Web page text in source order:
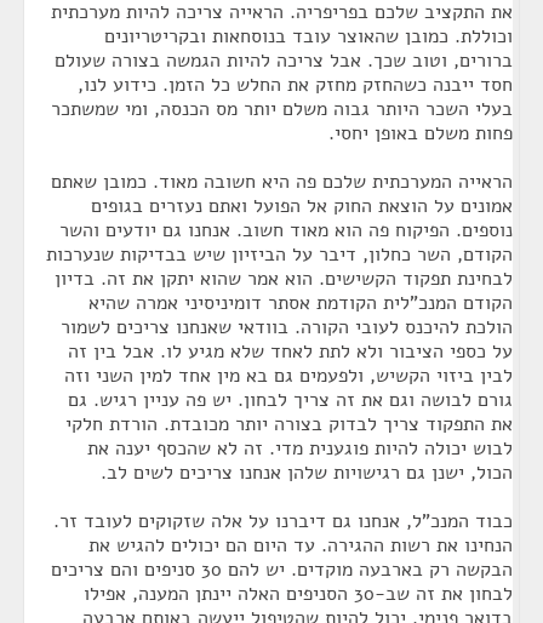
את התקציב שלכם בפריפריה. הראייה צריכה להיות מערכתית
וכוללת. כמובן שהאוצר עובד בנוסחאות ובקריטריונים
ברורים, וטוב שכך. אבל צריכה להיות הגמשה בצורה שעולם
חסד ייבנה כשהחזק מחזק את החלש כל הזמן. כידוע לנו,
בעלי השכר היותר גבוה משלם יותר מס הכנסה, ומי שמשתכר
פחות משלם באופן יחסי.
הראייה המערכתית שלכם פה היא חשובה מאוד. כמובן שאתם
אמונים על הוצאת החוק אל הפועל ואתם נעזרים בגופים
נוספים. הפיקוח פה הוא מאוד חשוב. אנחנו גם יודעים והשר
הקודם, השר כחלון, דיבר על הביזיון שיש בבדיקות שנערכות
לבחינת תפקוד הקשישים. הוא אמר שהוא יתקן את זה. בדיון
הקודם המנכ"לית הקודמת אסתר דומיניסיני אמרה שהיא
הולכת להיכנס לעובי הקורה. בוודאי שאנחנו צריכים לשמור
על כספי הציבור ולא לתת לאחד שלא מגיע לו. אבל בין זה
לבין ביזוי הקשיש, ולפעמים גם בא מין אחד למין השני וזה
גורם לבושה וגם את זה צריך לבחון. יש פה עניין רגיש. גם
את התפקוד צריך לבדוק בצורה יותר מכובדת. הורדת חלקי
לבוש יכולה להיות פוגענית מדי. זה לא שהכסף יענה את
הכול, ישנן גם רגישויות שלהן אנחנו צריכים לשים לב.
כבוד המנכ"ל, אנחנו גם דיברנו על אלה שזקוקים לעובד זר.
הנחינו את רשות ההגירה. עד היום הם יכולים להגיש את
הבקשה רק בארבעה מוקדים. יש להם 30 סניפים והם צריכים
לבחון את זה שב-30 הסניפים האלה יינתן המענה, אפילו